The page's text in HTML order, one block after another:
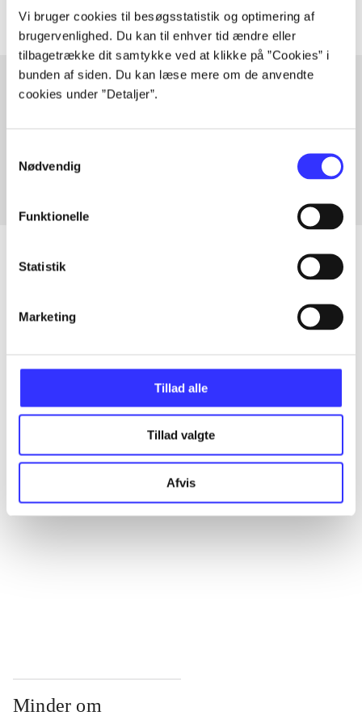
Vi bruger cookies til besøgsstatistik og optimering af
brugervenlighed. Du kan til enhver tid ændre eller
tilbagetrække dit samtykke ved at klikke på ”Cookies” i
bunden af siden. Du kan læse mere om de anvendte
cookies under ”Detaljer”.
Nødvendig
Funktionelle
Statistik
Marketing
Tillad alle
Tillad valgte
Afvis
Alle registrerede artikler fordelt på udgivelser
...
Minder om